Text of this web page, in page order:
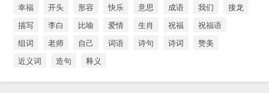
幸福
开头 形容 快乐 意思 成语 我们
接龙
描写
李白 比喻 爱情 生肖 祝福
祝福语
组词
老师 自己 词语 诗句 诗词
赞美
近义词
造句 释义